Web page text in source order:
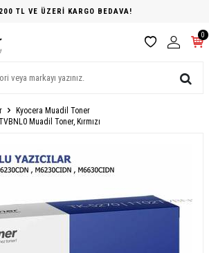
200 TL VE ÜZERİ KARGO BEDAVA!
0
Kyocera Muadil Toner
Muadil Toner, Kırmızı